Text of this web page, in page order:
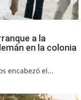
a la
en la colonia
encabezó el...